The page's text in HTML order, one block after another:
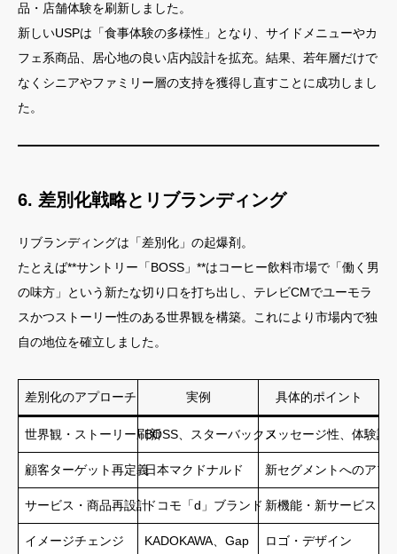
品・店舗体験を刷新しました。
新しいUSPは「食事体験の多様性」となり、サイドメニューやカ
フェ系商品、居心地の良い店内設計を拡充。結果、若年層だけで
なくシニアやファミリー層の支持を獲得し直すことに成功しまし
た。
6. 差別化戦略とリブランディング
リブランディングは「差別化」の起爆剤。
たとえば**サントリー「BOSS」**はコーヒー飲料市場で「働く男
の味方」という新たな切り口を打ち出し、テレビCMでユーモラ
スかつストーリー性のある世界観を構築。これにより市場内で独
自の地位を確立しました。
差別化のアプローチ 実例 具体的ポイント
世界観・ストーリー刷新BOSS、スターバックスメッセージ性、体験設
顧客ターゲット再定義日本マクドナルド 新セグメントへのアプ
サービス・商品再設計ドコモ「d」ブランド 新機能・新サービス
イメージチェンジ KADOKAWA、Gap ロゴ・デザイン